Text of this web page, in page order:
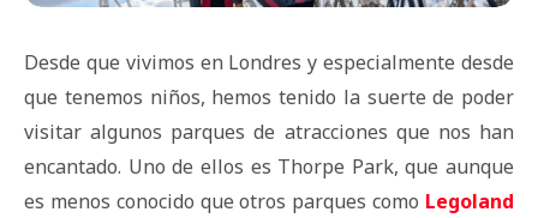
Desde que vivimos en Londres y especialmente desde
que tenemos niños, hemos tenido la suerte de poder
visitar algunos parques de atracciones que nos han
encantado. Uno de ellos es Thorpe Park, que aunque
es menos conocido que otros parques como Legoland